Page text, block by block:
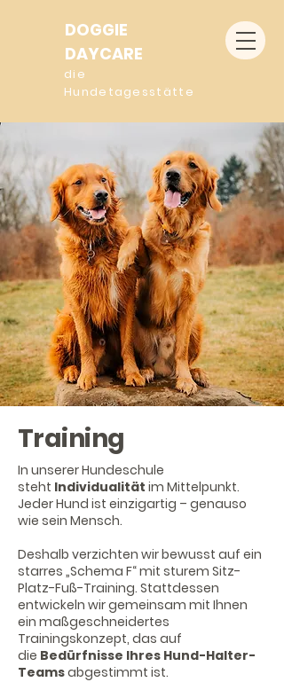
die
Hundetagesstätte
DOGGIE
DAYCARE
Training
In unserer Hundeschule
steht Individualität im Mittelpunkt.
Jeder Hund ist einzigartig – genauso
wie sein Mensch.
Deshalb verzichten wir bewusst auf ein
starres „Schema F“ mit sturem Sitz-
Platz-Fuß-Training. Stattdessen
entwickeln wir gemeinsam mit Ihnen
ein maßgeschneidertes
Trainingskonzept, das auf
die Bedürfnisse Ihres Hund-Halter-
Teamsabgestimmt ist.